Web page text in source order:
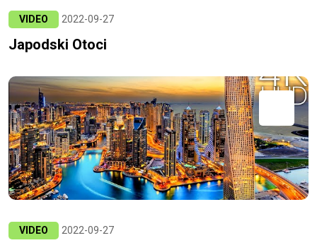
VIDEO 2022-09-27
Japodski Otoci
VIDEO 2022-09-27